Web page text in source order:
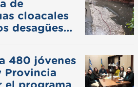
de
cloacales
desagües
480 jóvenes
Provincia